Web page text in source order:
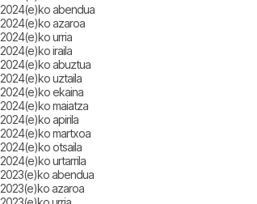
2024(e)ko abendua
2024(e)ko azaroa
2024(e)ko urria
2024(e)ko iraila
2024(e)ko abuztua
2024(e)ko uztaila
2024(e)ko ekaina
2024(e)ko maiatza
2024(e)ko apirila
2024(e)ko martxoa
2024(e)ko otsaila
2024(e)ko urtarrila
2023(e)ko abendua
2023(e)ko azaroa